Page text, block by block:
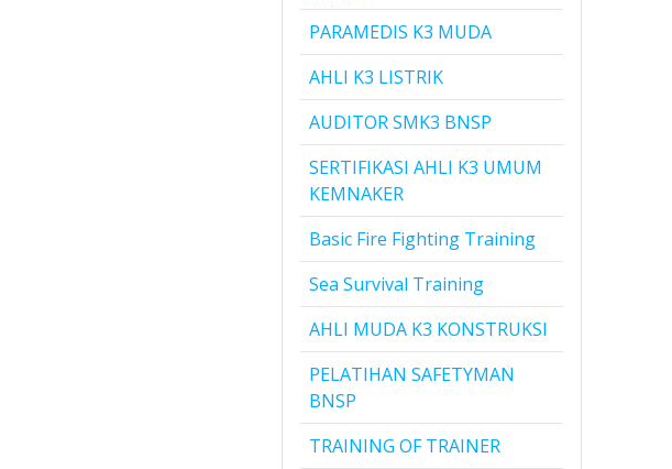
PARAMEDIS K3 MUDA
AHLI K3 LISTRIK
AUDITOR SMK3 BNSP
SERTIFIKASI AHLI K3 UMUM
KEMNAKER
Basic Fire Fighting Training
Sea Survival Training
AHLI MUDA K3 KONSTRUKSI
PELATIHAN SAFETYMAN
BNSP
TRAINING OF TRAINER